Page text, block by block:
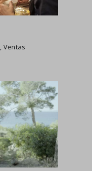
, Ventas